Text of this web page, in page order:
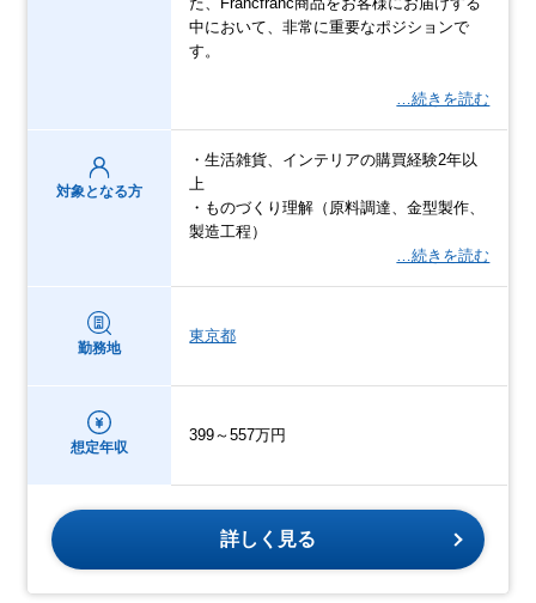
中において、非常に重要なポジションで
す。
…続きを読む
対象となる方
・生活雑貨、インテリアの購買経験2年以
上
・ものづくり理解（原料調達、金型製作、
製造工程）
…続きを読む
勤務地
東京都
想定年収
399～557万円
詳しく見る